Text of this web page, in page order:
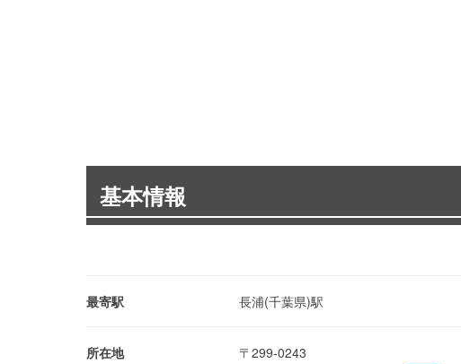
基本情報
最寄駅 長浦(千葉県)駅
所在地
〒299-0243